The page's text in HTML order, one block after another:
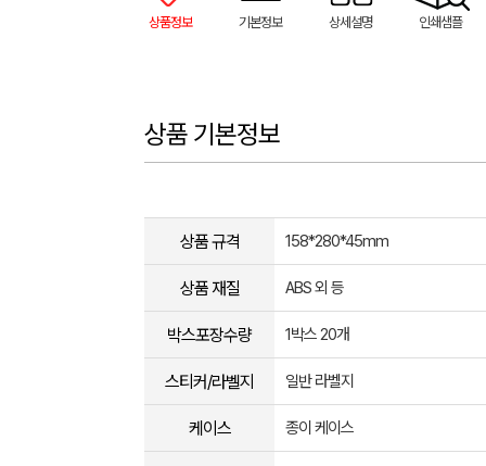
상품정보 기본정보 상세설명 인쇄샘플
상품 기본정보
상품 규격 158*280*45mm
상품 재질 ABS 외 등
박스포장수량 1박스 20개
스티커/라벨지 일반 라벨지
케이스 종이 케이스